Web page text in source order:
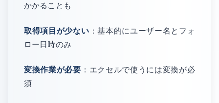
かかることも
取得項目が少ない ：基本的にユーザー名とフォ
ロー日時のみ
変換作業が必要 ：エクセルで使うには変換が必
須